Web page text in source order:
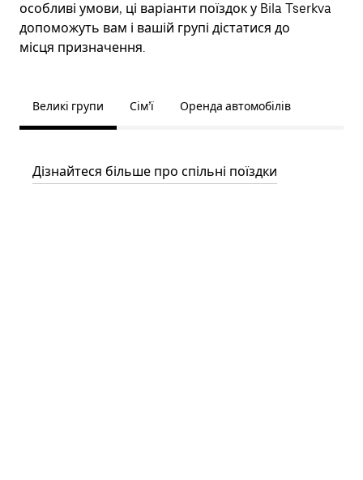
особливі умови, ці варіанти поїздок у Bila Tserkva
допоможуть вам і вашій групі дістатися до
місця призначення.
Великі групи Сім’ї Оренда автомобілів
Дізнайтеся більше про спільні поїздки